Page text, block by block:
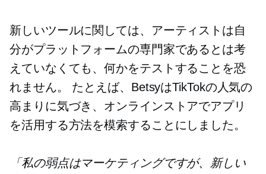
新しいツールに関しては、アーティストは自
分がプラットフォームの専門家であるとは考
えていなくても、何かをテストすることを恐
れません。 たとえば、BetsyはTikTokの人気の
高まりに気づき、オンラインストアでアプリ
を活用する方法を模索することにしました。
「私の弱点はマーケティングですが、新しい